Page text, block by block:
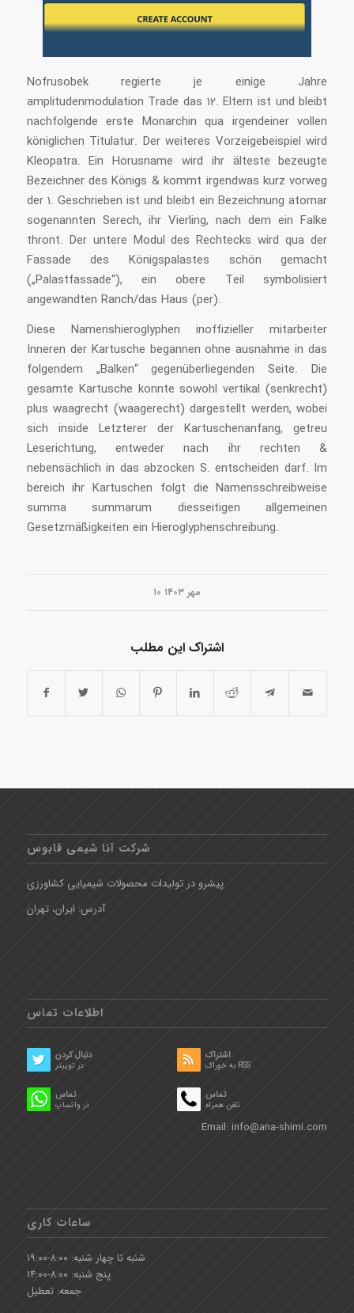
Nofrusobek regierte je einige Jahre
amplitudenmodulation Trade das 12. Eltern ist und bleibt
nachfolgende erste Monarchin qua irgendeiner vollen
königlichen Titulatur. Der weiteres Vorzeigebeispiel wird
Kleopatra. Ein Horusname wird ihr älteste bezeugte
Bezeichner des Königs & kommt irgendwas kurz vorweg
der 1. Geschrieben ist und bleibt ein Bezeichnung atomar
sogenannten Serech, ihr Vierling, nach dem ein Falke
thront. Der untere Modul des Rechtecks wird qua der
Fassade des Königspalastes schön gemacht
(„Palastfassade“), ein obere Teil symbolisiert
angewandten Ranch/das Haus (per).
Diese Namenshieroglyphen inoffizieller mitarbeiter
Inneren der Kartusche begannen ohne ausnahme in das
folgendem „Balken“ gegenüberliegenden Seite. Die
gesamte Kartusche konnte sowohl vertikal (senkrecht)
plus waagrecht (waagerecht) dargestellt werden, wobei
sich inside Letzterer der Kartuschenanfang, getreu
Leserichtung, entweder nach ihr rechten &
nebensächlich in das abzocken S. entscheiden darf. Im
bereich ihr Kartuschen folgt die Namensschreibweise
summa summarum diesseitigen allgemeinen
Gesetzmäßigkeiten ein Hieroglyphenschreibung.
۱۰ مهر ۱۴۰۳
اشتراک این مطلب
شرکت آنا شیمی قابوس
پیشرو در تولیدات محصولات شیمیایی کشاورزی
آدرس: ایران، تهران
اطلاعات تماس
دنبال کردن
در توییتر
اشتراک
به خوراک RSS
تماس
در واتساپ
تماس
تلفن همراه
Email: info@ana-shimi.com
ساعات کاری
شنبه تا چهار شنبه: ۸:۰۰-۱۹:۰۰
پنج شنبه: ۸:۰۰-۱۴:۰۰
جمعه: تعطیل